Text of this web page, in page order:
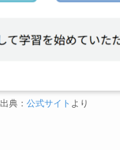
出典： 公式サイト より